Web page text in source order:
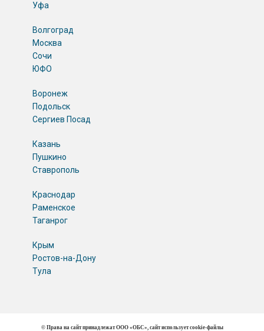
Уфа
Волгоград
Москва
Сочи
ЮФО
Воронеж
Подольск
Сергиев Посад
Казань
Пушкино
Ставрополь
Краснодар
Раменское
Таганрог
Крым
Ростов-на-Дону
Тула
© Права на сайт принадлежат ООО «ОБС», сайт использует cookie-файлы